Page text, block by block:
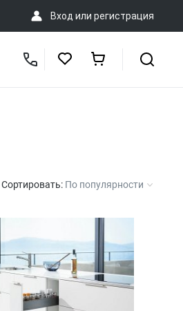
Вход или регистрация
Сортировать: По популярности